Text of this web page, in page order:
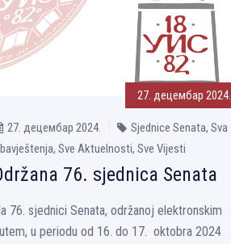
27. децембар 2024.
27. децембар 2024.
Sjednice Senata, Sva
Sve Aktuelnosti, Sve Vijesti
76. sjednica Senata
76. sjednici Senata, održanoj elektronskim
u periodu od 16. do 17. oktobra 2024